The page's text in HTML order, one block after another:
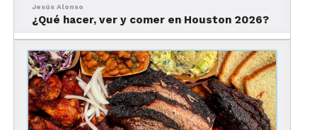
Ver esta publicación en Instagram
Jesús Alonso
¿Qué hacer, ver y comer en Houston 2026?